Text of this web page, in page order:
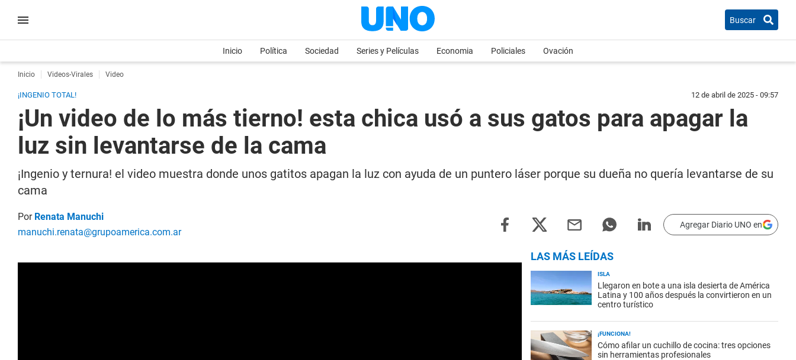
Buscar
Inicio Política Sociedad Series y Películas Economia Policiales Ovación
Inicio Videos-Virales Video
¡INGENIO TOTAL! 12 de abril de 2025 - 09:57
¡Un video de lo más tierno! esta chica usó a sus gatos para apagar la
luz sin levantarse de la cama
¡Ingenio y ternura! el video muestra donde unos gatitos apagan la luz con ayuda de un puntero láser porque su dueña no quería levantarse de su
cama
Por Renata Manuchi
manuchi.renata@grupoamerica.com.ar
Agregar Diario UNO en
LAS MÁS LEÍDAS
ISLA
Llegaron en bote a una isla desierta de América
Latina y 100 años después la convirtieron en un
centro turístico
¡FUNCIONA!
Cómo afilar un cuchillo de cocina: tres opciones
sin herramientas profesionales